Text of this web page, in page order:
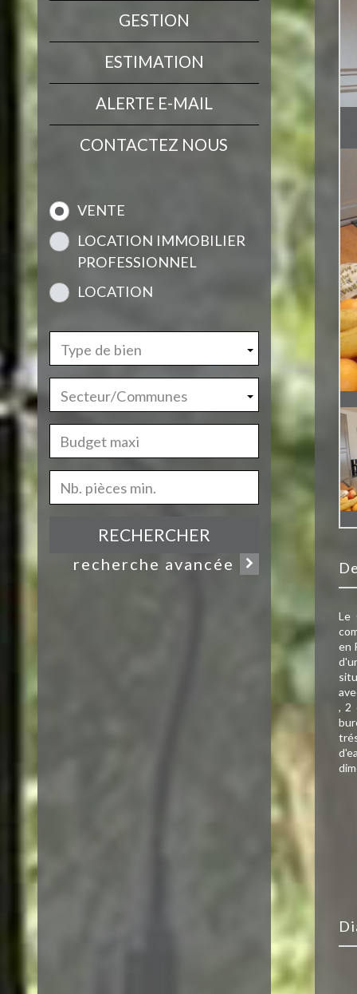
GESTION
ESTIMATION
ALERTE E-MAIL
CONTACTEZ NOUS
VENTE
LOCATION IMMOBILIER
PROFESSIONNEL
LOCATION
Type de bien
Secteur/Communes
RECHERCHER
recherche avancée
Le
en
, 2